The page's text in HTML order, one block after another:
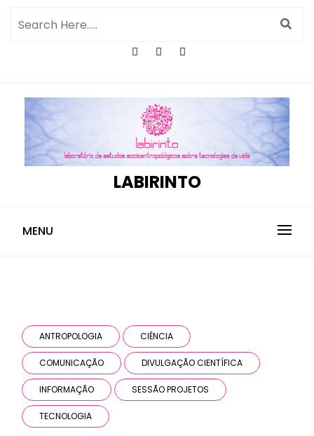
LABIRINTO
MENU
ANTROPOLOGIA CIÊNCIA
COMUNICAÇÃO DIVULGAÇÃO CIENTÍFICA
INFORMAÇÃO SESSÃO PROJETOS
TECNOLOGIA